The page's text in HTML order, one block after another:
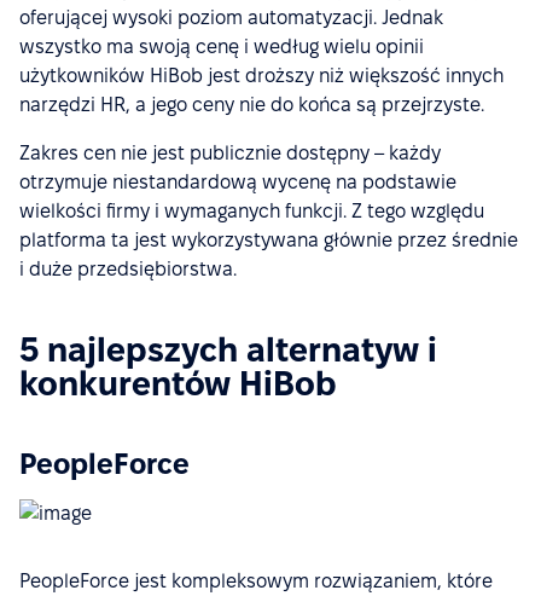
oferującej wysoki poziom automatyzacji. Jednak
wszystko ma swoją cenę i według wielu opinii
użytkowników HiBob jest droższy niż większość innych
narzędzi HR, a jego ceny nie do końca są przejrzyste.
Zakres cen nie jest publicznie dostępny – każdy
otrzymuje niestandardową wycenę na podstawie
wielkości firmy i wymaganych funkcji. Z tego względu
platforma ta jest wykorzystywana głównie przez średnie
i duże przedsiębiorstwa.
5 najlepszych alternatyw i
konkurentów HiBob
PeopleForce
PeopleForce jest kompleksowym rozwiązaniem, które